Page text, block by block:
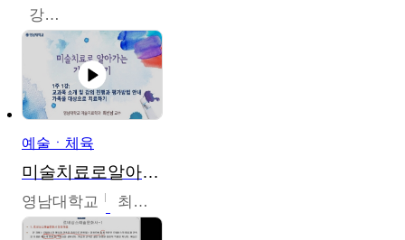
강경아
예술ㆍ체육
미술치료로알아가는가족이야기
영남대학교 최선남